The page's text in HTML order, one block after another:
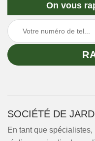
On vous
SOCIÉTÉ DE
En tant que